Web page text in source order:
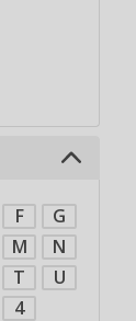
F
G
M
N
T
U
4